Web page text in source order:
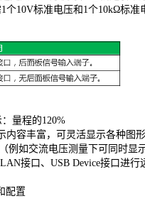
10V标准电压和1个10kΩ标准
量程的120%
内容丰富，可灵活显示各种
如交流电压测量下可同时显
接口、USB Device接口进行
配置